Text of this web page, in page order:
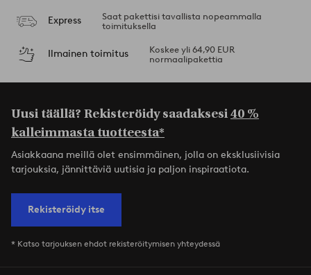
Express
Saat pakettisi tavallista nopeammalla
toimituksella
Ilmainen toimitus
Koskee yli 64,90 EUR
normaalipakettia
Uusi täällä? Rekisteröidy saadaksesi40 %
kalleimmasta tuotteesta*
Asiakkaana meillä olet ensimmäinen, jolla on eksklusiivisia
tarjouksia, jännittäviä uutisia ja paljon inspiraatiota.
Rekisteröidy itse
* Katso tarjouksen ehdot rekisteröitymisen yhteydessä